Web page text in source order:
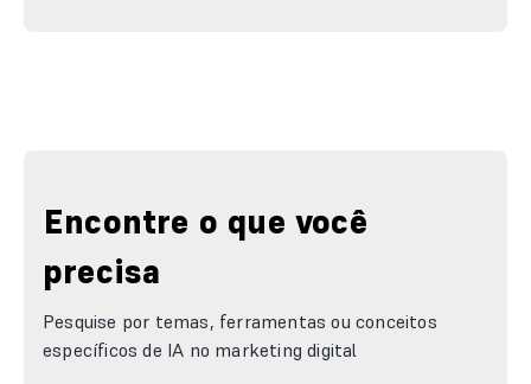
Encontre o que você
precisa
Pesquise por temas, ferramentas ou conceitos
específicos de IA no marketing digital